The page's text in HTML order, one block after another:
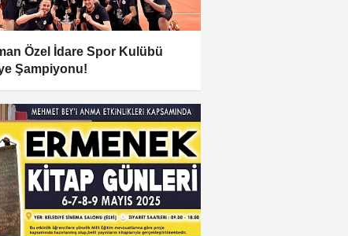
Özel İdare Spor Kulübü
Şampiyonu!